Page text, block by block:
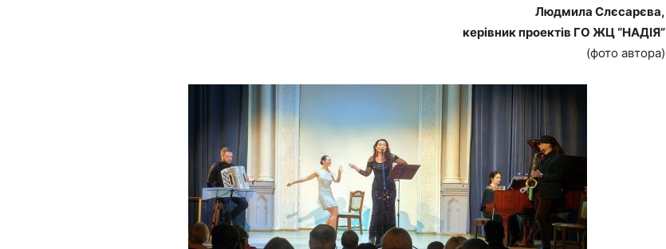
Людмила Слєсарєва,
керівник проектів ГО ЖЦ “НАДІЯ”
(фото автора)